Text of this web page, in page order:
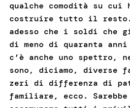
qualche comodità su cui
costruire tutto il
adesso che i soldi che
di meno di quaranta
c’è anche uno
sono, diciamo, diverse
zeri di differenza di
familiare, ecco.